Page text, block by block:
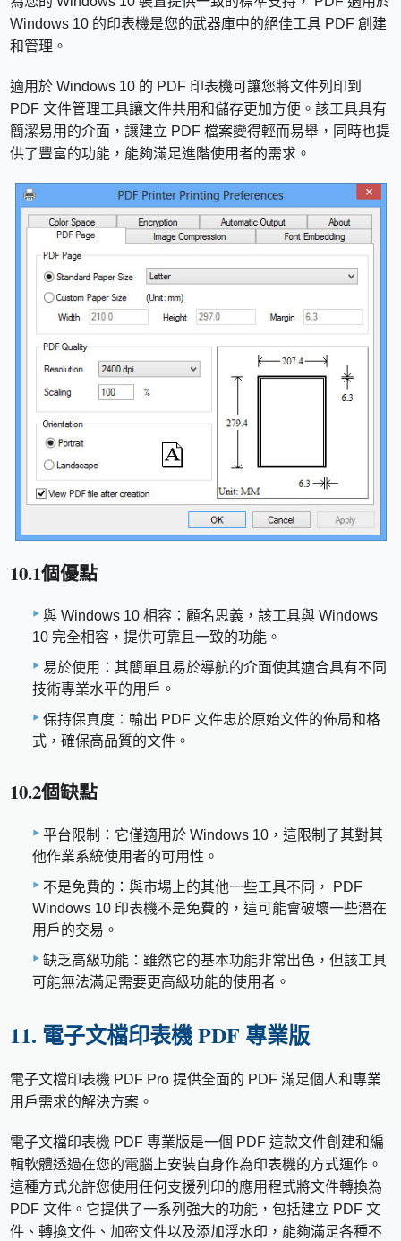
Windows 10 的印表機是您的武器庫中的絕佳工具 PDF 創建
和管理。
適用於 Windows 10 的 PDF 印表機可讓您將文件列印到
PDF 文件管理工具讓文件共用和儲存更加方便。該工具具有
簡潔易用的介面，讓建立 PDF 檔案變得輕而易舉，同時也提
供了豐富的功能，能夠滿足進階使用者的需求。
10.1個優點
與 Windows 10 相容：顧名思義，該工具與 Windows
10 完全相容，提供可靠且一致的功能。
易於使用：其簡單且易於導航的介面使其適合具有不同
技術專業水平的用戶。
保持保真度：輸出 PDF 文件忠於原始文件的佈局和格
式，確保高品質的文件。
10.2個缺點
平台限制：它僅適用於 Windows 10，這限制了其對其
他作業系統使用者的可用性。
不是免費的：與市場上的其他一些工具不同， PDF
Windows 10 印表機不是免費的，這可能會破壞一些潛在
用戶的交易。
缺乏高級功能：雖然它的基本功能非常出色，但該工具
可能無法滿足需要更高級功能的使用者。
11. 電子文檔印表機 PDF 專業版
電子文檔印表機 PDF Pro 提供全面的 PDF 滿足個人和專業
用戶需求的解決方案。
電子文檔印表機 PDF 專業版是一個 PDF 這款文件創建和編
輯軟體透過在您的電腦上安裝自身作為印表機的方式運作。
這種方式允許您使用任何支援列印的應用程式將文件轉換為
PDF 文件。它提供了一系列強大的功能，包括建立 PDF 文
件、轉換文件、加密文件以及添加浮水印，能夠滿足各種不